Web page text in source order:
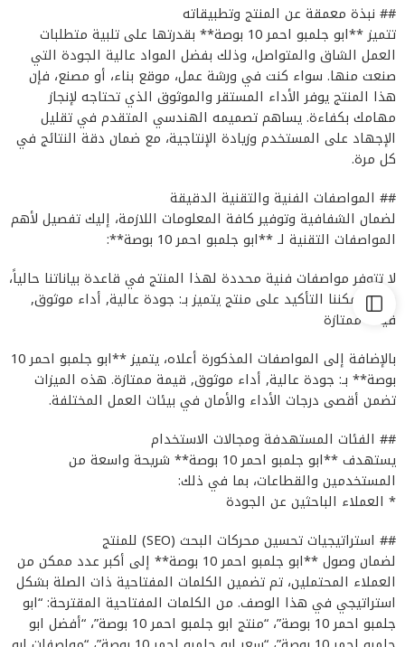
## نبذة معمقة عن المنتج وتطبيقاته
تتميز **ابو جلمبو احمر 10 بوصة** بقدرتها على تلبية متطلبات
العمل الشاق والمتواصل، وذلك بفضل المواد عالية الجودة التي
صنعت منها. سواء كنت في ورشة عمل، موقع بناء، أو مصنع، فإن
هذا المنتج يوفر الأداء المستقر والموثوق الذي تحتاجه لإنجاز
مهامك بكفاءة. يساهم تصميمه الهندسي المتقدم في تقليل
الإجهاد على المستخدم وزيادة الإنتاجية، مع ضمان دقة النتائج في
كل مرة.
## المواصفات الفنية والتقنية الدقيقة
لضمان الشفافية وتوفير كافة المعلومات اللازمة، إليك تفصيل لأهم
المواصفات التقنية لـ **ابو جلمبو احمر 10 بوصة**:
لا تتوفر مواصفات فنية محددة لهذا المنتج في قاعدة بياناتنا حالياً،
ولكن يمكننا التأكيد على منتج يتميز بـ: جودة عالية, أداء موثوق,
قيمة ممتازة
بالإضافة إلى المواصفات المذكورة أعلاه، يتميز **ابو جلمبو احمر 10
بوصة** بـ: جودة عالية, أداء موثوق, قيمة ممتازة. هذه الميزات
تضمن أقصى درجات الأداء والأمان في بيئات العمل المختلفة.
## الفئات المستهدفة ومجالات الاستخدام
يستهدف **ابو جلمبو احمر 10 بوصة** شريحة واسعة من
المستخدمين والقطاعات، بما في ذلك:
* العملاء الباحثين عن الجودة
## استراتيجيات تحسين محركات البحث (SEO) للمنتج
لضمان وصول **ابو جلمبو احمر 10 بوصة** إلى أكبر عدد ممكن من
العملاء المحتملين، تم تضمين الكلمات المفتاحية ذات الصلة بشكل
استراتيجي في هذا الوصف. من الكلمات المفتاحية المقترحة: “ابو
جلمبو احمر 10 بوصة”، “منتج ابو جلمبو احمر 10 بوصة”، “أفضل ابو